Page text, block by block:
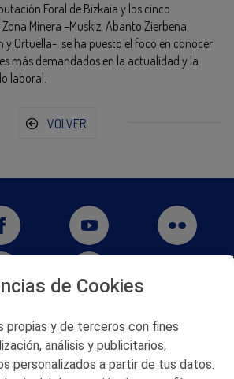
Foral de Bizkaia y los cinco
Minera –Muskiz, Abanto Zierbena,
y Ortuella-, se ha puesto el foco en conocer
más demandados en la actualidad y la
laboral.
VOLVER
Martín 5-Edificio Muñatones,
48550 Muskiz (Bizkaia)
Telf. 946 357 000
de Cookies
propias y de terceros con fines
análisis y publicitarios,
personalizados a partir de tus datos.